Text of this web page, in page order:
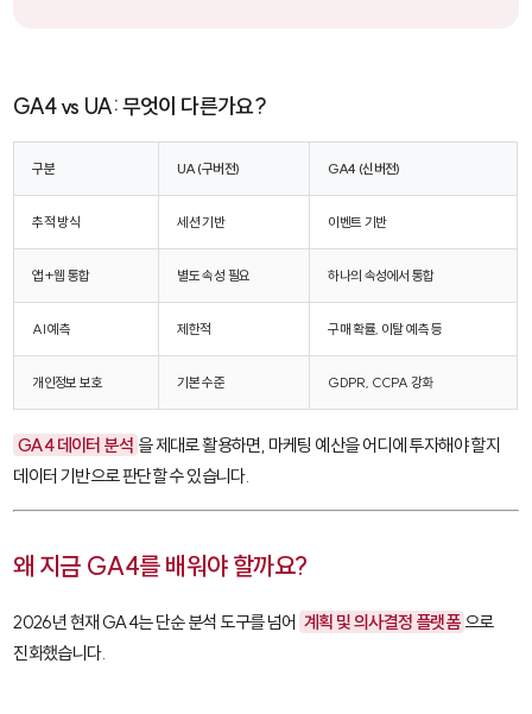
GA4 vs UA: 무엇이 다른가요?
구분 UA (구버전) GA4 (신버전)
추적 방식 세션 기반 이벤트 기반
앱+웹 통합 별도 속성 필요 하나의 속성에서 통합
AI 예측 제한적 구매 확률, 이탈 예측 등
개인정보 보호 기본 수준 GDPR, CCPA 강화
GA4 데이터 분석 을 제대로 활용하면, 마케팅 예산을 어디에 투자해야 할지
데이터 기반으로 판단할 수 있습니다.
왜 지금 GA4를 배워야 할까요?
2026년 현재 GA4는 단순 분석 도구를 넘어 계획 및 의사결정 플랫폼 으로
진화했습니다.